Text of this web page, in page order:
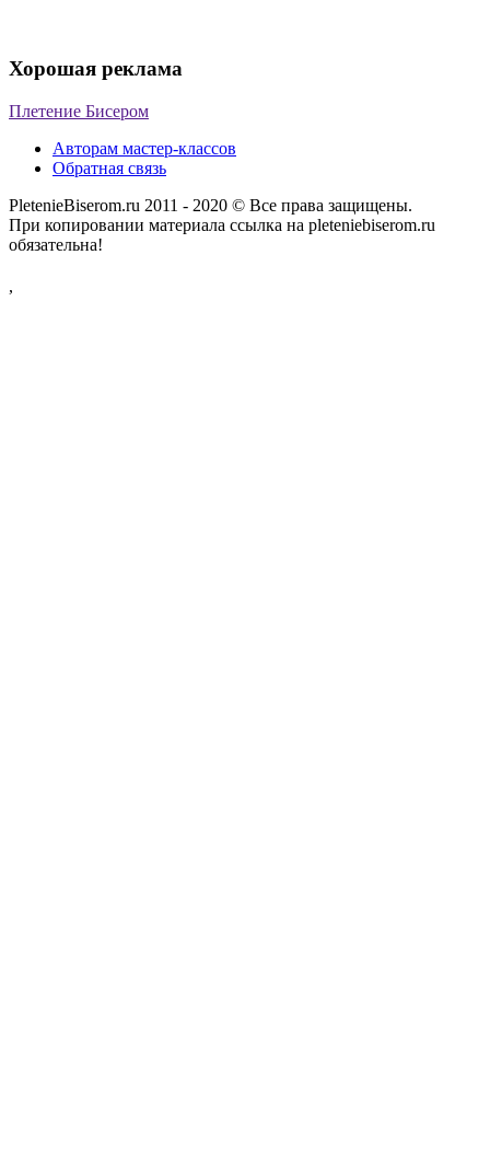
Хорошая реклама
Плетение Бисером
Авторам мастер-классов
Обратная связь
PletenieBiserom.ru 2011 - 2020 © Все права защищены.
При копировании материала ссылка на pleteniebiserom.ru
обязательна!
,